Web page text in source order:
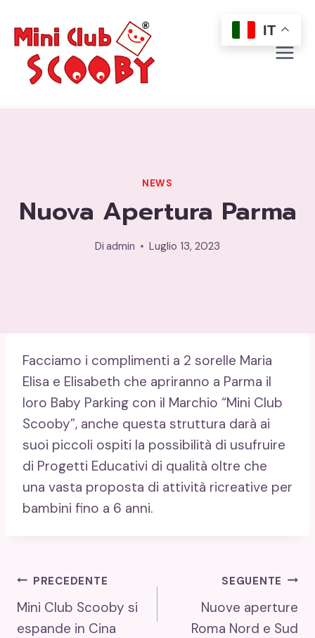
contenuto
NEWS
Nuova Apertura Parma
Di admin Luglio 13, 2023
Facciamo i complimenti a 2 sorelle Maria
Elisa e Elisabeth che apriranno a Parma il
loro Baby Parking con il Marchio “Mini Club
Scooby”, anche questa struttura darà ai
suoi piccoli ospiti la possibilità di usufruire
di Progetti Educativi di qualità oltre che
una vasta proposta di attività ricreative per
bambini fino a 6 anni.
Navigazione
Articoli
PRECEDENTE
Mini Club Scooby si
espande in Cina
SEGUENTE
Nuove aperture
Roma Nord e Sud
IT